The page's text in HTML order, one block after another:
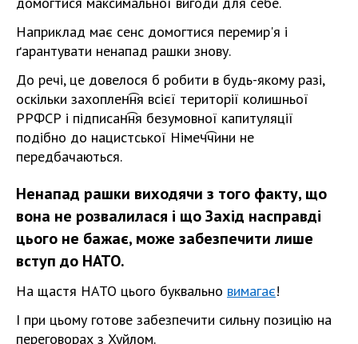
Наприклад має сенс домогтися перемир'я і
ґарантувати ненапад рашки знову.
До речі, це довелося б робити в будь-якому разі,
оскільки захоплен͡ня всієї території колишньої
РРФСР і підписан͡ня безумовної капитуляції
подібно до нацистської Німеч͡чини не
передбачаються.
Ненапад рашки виходячи з того факту, що
вона не розвалилася і що Захід насправді
цього не бажає, може забезпечити лише
вступ до НАТО.
На щастя НАТО цього буквально вимагає!
І при цьому готове забезпечити сильну позицію на
переговорах з Хуйлом.